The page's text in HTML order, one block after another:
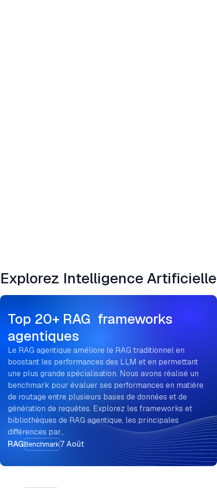
Explorez Intelligence Artificielle
Top 20+ RAG frameworks
agentiques
RAGBenchmark7 Août
Le RAG agentique améliore le RAG traditionnel en
boostant les performances des LLM et en permettant
une plus grande spécialisation. Nous avons réalisé un
benchmark pour évaluer ses performances en matière
de routage entre plusieurs bases de données et de
génération de requêtes. Explorez les frameworks et
bibliothèques de RAG agentique, les principales
différences par…